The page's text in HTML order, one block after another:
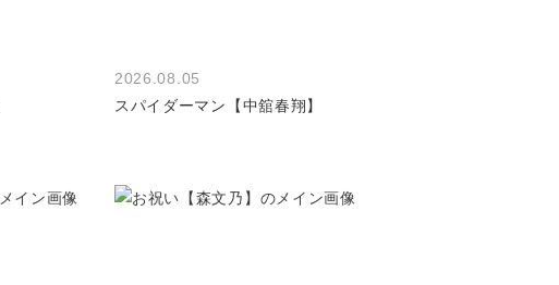
2026.08.05
スパイダーマン【中舘春翔】